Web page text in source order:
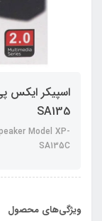
SA135
Model XP-
SA135C
ویژگی‌های محصول